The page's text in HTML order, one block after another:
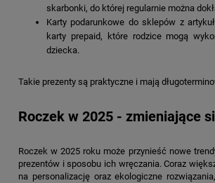
skarbonki, do której regularnie można
Karty podarunkowe do sklepów z
karty prepaid, które rodzice mogą
dziecka.
Takie prezenty są praktyczne i mają
Roczek w 2025 - zmieniające
Roczek w 2025 roku może przynieść nowe
prezentów i sposobu ich wręczania. Coraz
na personalizację oraz ekologiczne